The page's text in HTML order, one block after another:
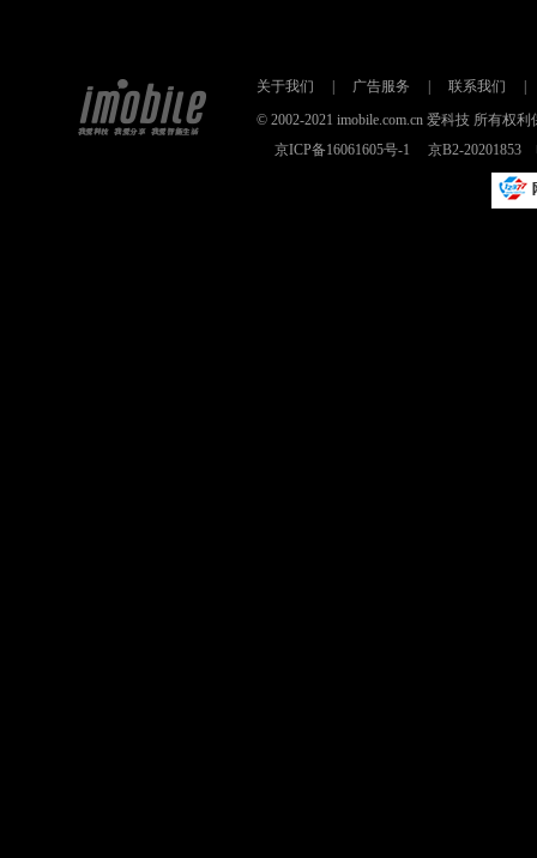
关于我们 广告服务 联系我们
© 2002-2021 imobile.com.cn 爱科技 所有权
京ICP备16061605号-1
京B2-20201853